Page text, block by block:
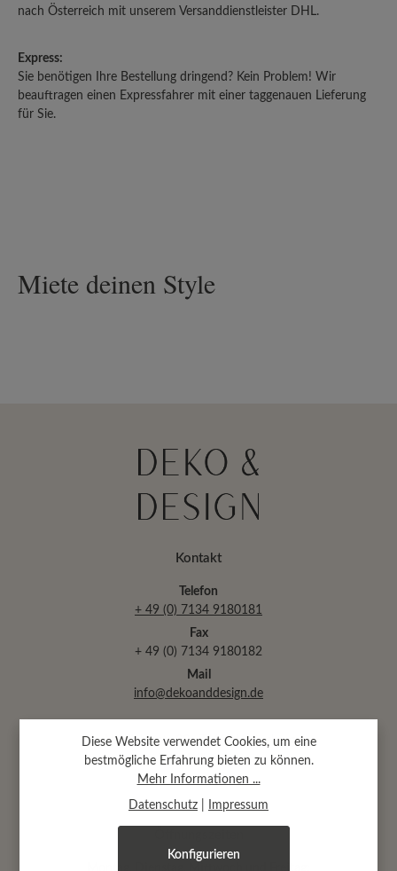
nach Österreich mit unserem Versanddienstleister DHL.
Express:
Sie benötigen Ihre Bestellung dringend? Kein Problem! Wir
beauftragen einen Expressfahrer mit einer taggenauen Lieferung
für Sie.
Miete deinen Style
Kontakt
Telefon
+ 49 (0) 7134 9180181
Fax
+ 49 (0) 7134 9180182
Mail
info@dekoanddesign.de
Abtsäckerstr. 30 · 74189 Weinsberg
(bei Heilbronn)
Diese Website verwendet Cookies, um eine
bestmögliche Erfahrung bieten zu können.
Mehr Informationen ...
Datenschutz Impressum
Konfigurieren